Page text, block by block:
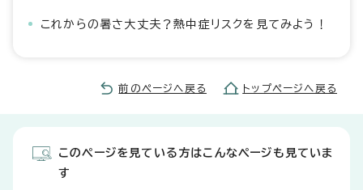
これからの暑さ大丈夫？熱中症リスクを見てみよう！
前のページへ戻る トップページへ戻る
このページを見ている方はこんなページも見ていま
す